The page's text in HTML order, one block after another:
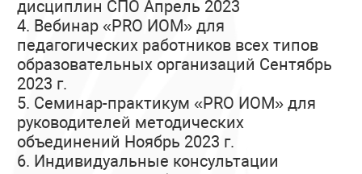
дисциплин СПО Апрель 2023
4. Вебинар «PRO ИОМ» для
педагогических работников всех типов
образовательных организаций Сентябрь
2023 г.
5. Семинар-практикум «PRO ИОМ» для
руководителей методических
объединений Ноябрь 2023 г.
6. Индивидуальные консультации